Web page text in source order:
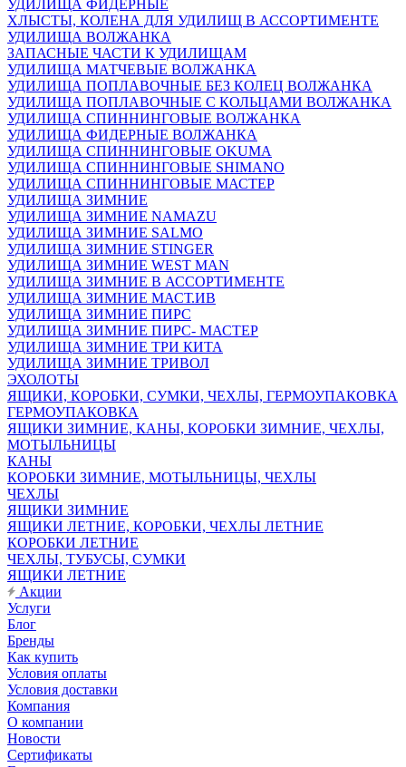
УДИЛИЩА ФИДЕРНЫЕ
ХЛЫСТЫ, КОЛЕНА ДЛЯ УДИЛИЩ В АССОРТИМЕНТЕ
УДИЛИЩА ВОЛЖАНКА
ЗАПАСНЫЕ ЧАСТИ К УДИЛИЩАМ
УДИЛИЩА МАТЧЕВЫЕ ВОЛЖАНКА
УДИЛИЩА ПОПЛАВОЧНЫЕ БЕЗ КОЛЕЦ ВОЛЖАНКА
УДИЛИЩА ПОПЛАВОЧНЫЕ С КОЛЬЦАМИ ВОЛЖАНКА
УДИЛИЩА СПИННИНГОВЫЕ ВОЛЖАНКА
УДИЛИЩА ФИДЕРНЫЕ ВОЛЖАНКА
УДИЛИЩА СПИННИНГОВЫЕ OKUMA
УДИЛИЩА СПИННИНГОВЫЕ SHIMANO
УДИЛИЩА СПИННИНГОВЫЕ МАСТЕР
УДИЛИЩА ЗИМНИЕ
УДИЛИЩА ЗИМНИЕ NAMAZU
УДИЛИЩА ЗИМНИЕ SALMO
УДИЛИЩА ЗИМНИЕ STINGER
УДИЛИЩА ЗИМНИЕ WEST MAN
УДИЛИЩА ЗИМНИЕ В АССОРТИМЕНТЕ
УДИЛИЩА ЗИМНИЕ МАСТ.ИВ
УДИЛИЩА ЗИМНИЕ ПИРС
УДИЛИЩА ЗИМНИЕ ПИРС- МАСТЕР
УДИЛИЩА ЗИМНИЕ ТРИ КИТА
УДИЛИЩА ЗИМНИЕ ТРИВОЛ
ЭХОЛОТЫ
ЯЩИКИ, КОРОБКИ, СУМКИ, ЧЕХЛЫ, ГЕРМОУПАКОВКА
ГЕРМОУПАКОВКА
ЯЩИКИ ЗИМНИЕ, КАНЫ, КОРОБКИ ЗИМНИЕ, ЧЕХЛЫ,
МОТЫЛЬНИЦЫ
КАНЫ
КОРОБКИ ЗИМНИЕ, МОТЫЛЬНИЦЫ, ЧЕХЛЫ
ЧЕХЛЫ
ЯЩИКИ ЗИМНИЕ
ЯЩИКИ ЛЕТНИЕ, КОРОБКИ, ЧЕХЛЫ ЛЕТНИЕ
КОРОБКИ ЛЕТНИЕ
ЧЕХЛЫ, ТУБУСЫ, СУМКИ
ЯЩИКИ ЛЕТНИЕ
Акции
Услуги
Блог
Бренды
Как купить
Условия оплаты
Условия доставки
Компания
О компании
Новости
Сертификаты